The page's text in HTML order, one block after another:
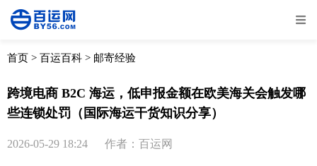
全部 物流资讯
取消 确定
首页 > 百运百科 > 邮寄经验
跨境电商 B2C 海运，低申报金额在欧美海关会触发哪
些连锁处罚（国际海运干货知识分享）
2026-05-29 18:24 作者：百运网